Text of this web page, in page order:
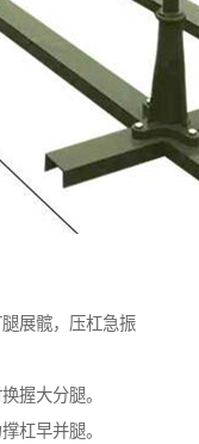
展髋，压杠急振
握大分腿。
杠早并腿。